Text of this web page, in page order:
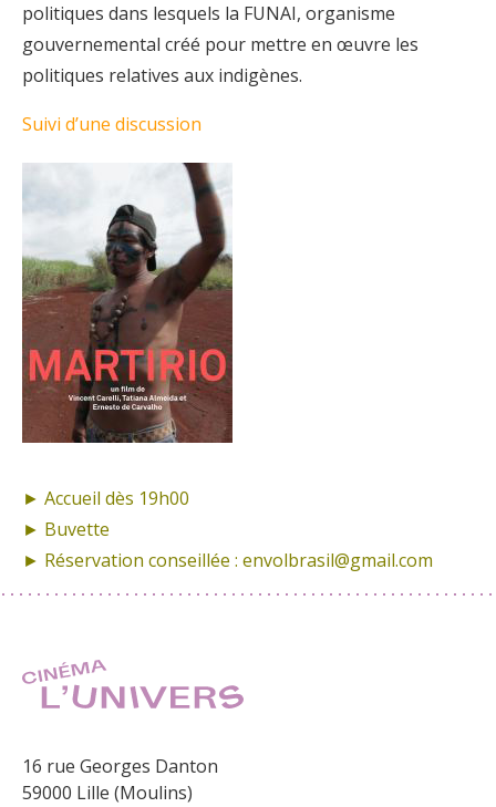
politiques dans lesquels la FUNAI, organisme
gouvernemental créé pour mettre en œuvre les
politiques relatives aux indigènes.
Suivi d’une discussion
► Accueil dès 19h00
► Buvette
► Réservation conseillée : envolbrasil@gmail.com
16 rue Georges Danton
59000 Lille (Moulins)